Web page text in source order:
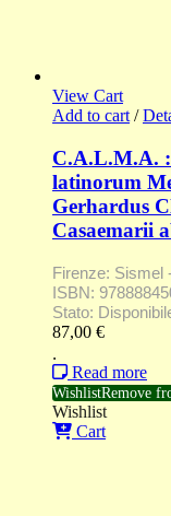
View Cart
Add to cart /
C.A.L.M.A.
latinorum
Gerhardus
Casaemarii
Firenze: Sismel
ISBN:
Stato:
87,00 €
.
Read more
WishlistRemove
Wishlist
Cart